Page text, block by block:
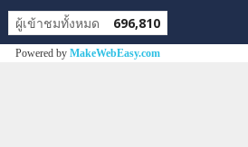
ผู้เข้าชมทั้งหมด
696,810
Powered by MakeWebEasy.com